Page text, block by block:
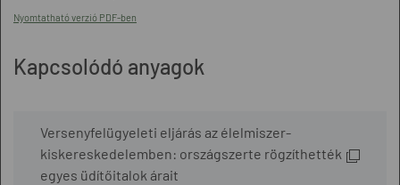
Nyomtatható verzió PDF-ben
Kapcsolódó anyagok
Versenyfelügyeleti eljárás az élelmiszer-
kiskereskedelemben: országszerte rögzíthették
egyes üdítőitalok árait